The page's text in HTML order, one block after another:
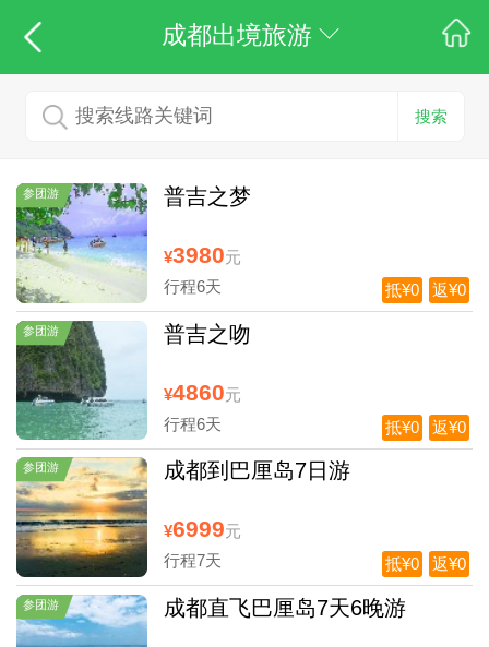
成都出境旅游
搜索
参团游 普吉之梦
¥3980元
行程6天
返¥0
抵¥0
参团游 普吉之吻
¥4860元
行程6天
返¥0
抵¥0
参团游 成都到巴厘岛7日游
¥6999元
行程7天
返¥0
抵¥0
参团游 成都直飞巴厘岛7天6晚游